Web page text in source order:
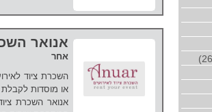
אנואר
אחר
השכרת ציוד
או מוסדות לקבלת
אנואר השכרת